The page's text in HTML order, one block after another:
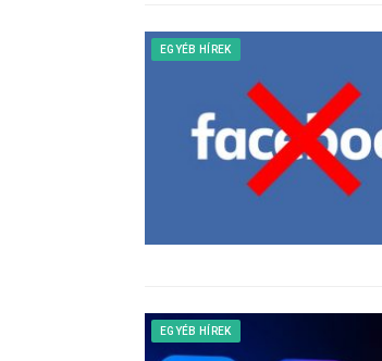
EGYÉB HÍREK
EGYÉB HÍREK